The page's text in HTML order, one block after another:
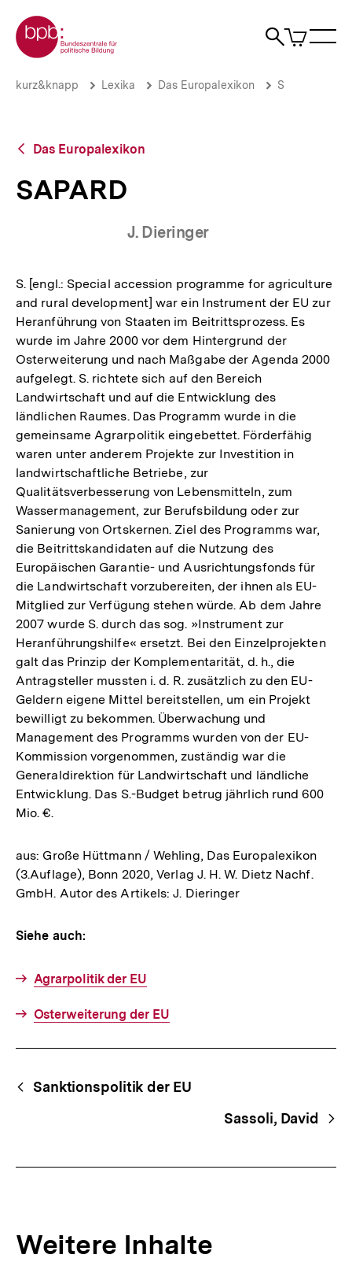
zum
Seiteninhalt
springen
Zur Startseite der bpb
Suche
Artikel
im
SAPARD
Brotkrümelnavigation
Pfadnavigation
kurz&knapp Lexika Das Europalexikon S
Zurück
Übersicht
Das Europalexikon
SAPARD
J. Dieringer
S. [engl.: Special accession programme for agriculture
and rural development] war ein Instrument der EU zur
Heranführung von Staaten im Beitrittsprozess. Es
wurde im Jahre 2000 vor dem Hintergrund der
Osterweiterung und nach Maßgabe der Agenda 2000
aufgelegt. S. richtete sich auf den Bereich
Landwirtschaft und auf die Entwicklung des
ländlichen Raumes. Das Programm wurde in die
gemeinsame Agrarpolitik eingebettet. Förderfähig
waren unter anderem Projekte zur Investition in
landwirtschaftliche Betriebe, zur
Qualitätsverbesserung von Lebensmitteln, zum
Wassermanagement, zur Berufsbildung oder zur
Sanierung von Ortskernen. Ziel des Programms war,
die Beitrittskandidaten auf die Nutzung des
Europäischen Garantie- und Ausrichtungsfonds für
die Landwirtschaft vorzubereiten, der ihnen als EU-
Mitglied zur Verfügung stehen würde. Ab dem Jahre
2007 wurde S. durch das sog. »Instrument zur
Heranführungshilfe« ersetzt. Bei den Einzelprojekten
galt das Prinzip der Komplementarität, d. h., die
Antragsteller mussten i. d. R. zusätzlich zu den EU-
Geldern eigene Mittel bereitstellen, um ein Projekt
bewilligt zu bekommen. Überwachung und
Management des Programms wurden von der EU-
Kommission vorgenommen, zuständig war die
Generaldirektion für Landwirtschaft und ländliche
Entwicklung. Das S.-Budget betrug jährlich rund 600
Mio. €.
aus: Große Hüttmann / Wehling, Das Europalexikon
(3.Auflage), Bonn 2020, Verlag J. H. W. Dietz Nachf.
GmbH. Autor des Artikels: J. Dieringer
Siehe auch:
Agrarpolitik der EU
Osterweiterung der EU
Begriffsnavigation
Content-
Navigation
Sanktionspolitik der EU
Sassoli, David
Weitere Inhalte